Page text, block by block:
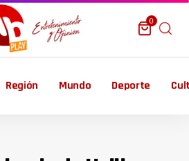
0
Región Mundo Deporte